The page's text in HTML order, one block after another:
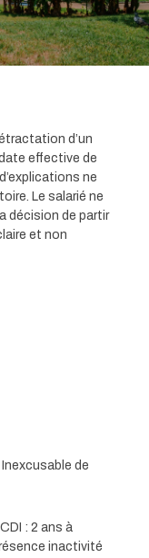
d’un
effective de
ne
Le salarié ne
décision de partir
et non
de
: 2 ans à
inactivité